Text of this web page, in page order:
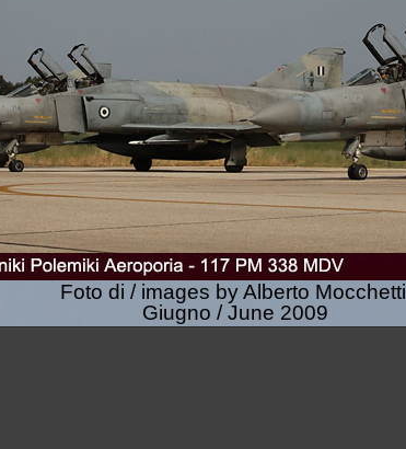
Foto di / images by Alberto Mocchetti
Giugno / June 2009